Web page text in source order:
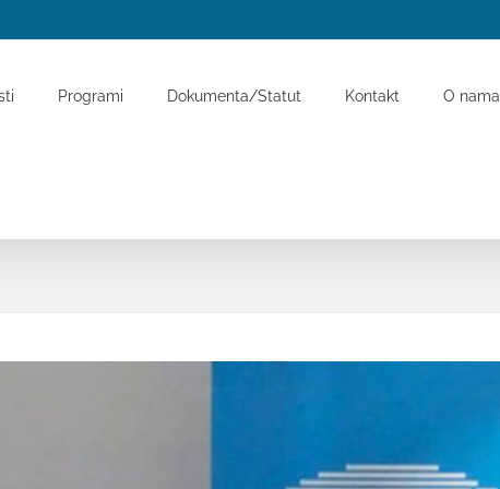
Programi Dokumenta/Statut Kontakt O nama